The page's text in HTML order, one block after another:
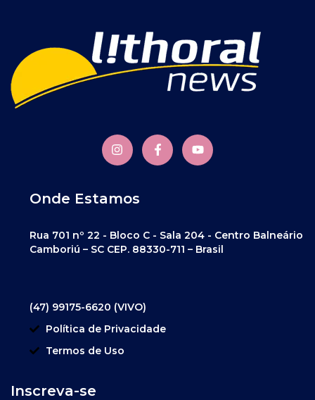
Onde Estamos
Rua 701 nº 22 - Bloco C - Sala 204 - Centro Balneário
Camboriú – SC CEP. 88330-711 – Brasil
(47) 99175-6620 (VIVO)
Política de Privacidade
Termos de Uso
Inscreva-se